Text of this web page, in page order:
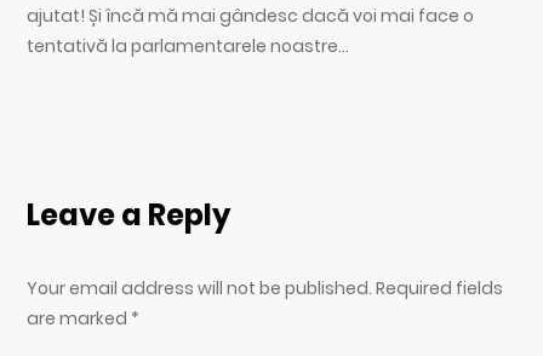
ajutat! Și încă mă mai gândesc dacă voi mai face o
tentativă la parlamentarele noastre…
Leave a Reply
Your email address will not be published. Required fields
are marked *